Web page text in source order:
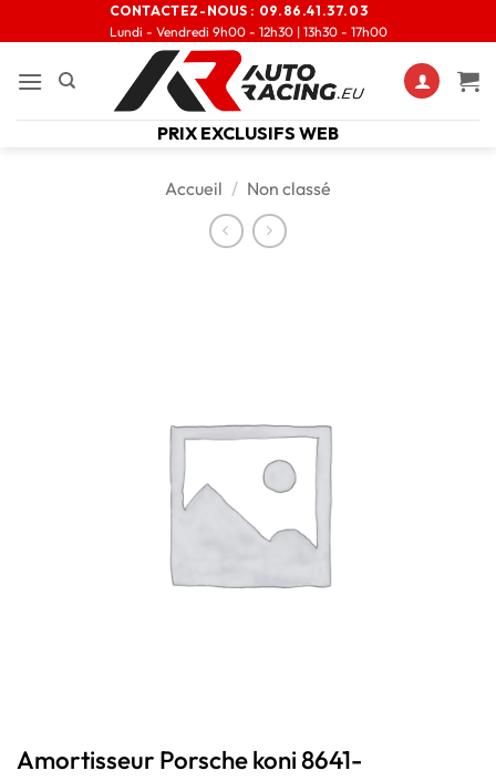
CONTACTEZ-NOUS : 09.86.41.37.03
Lundi - Vendredi 9h00 - 12h30 | 13h30 - 17h00
PRIX EXCLUSIFS WEB
Accueil / Non classé
Amortisseur Porsche koni 8641-